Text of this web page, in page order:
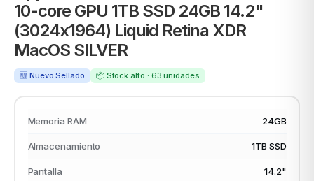
→
10-core GPU 1TB SSD 24GB 14.2"
(3024x1964) Liquid Retina XDR
MacOS SILVER
🆕 Nuevo Sellado 📦 Stock alto · 63 unidades
Memoria RAM 24GB
Almacenamiento 1TB SSD
Pantalla 14.2"